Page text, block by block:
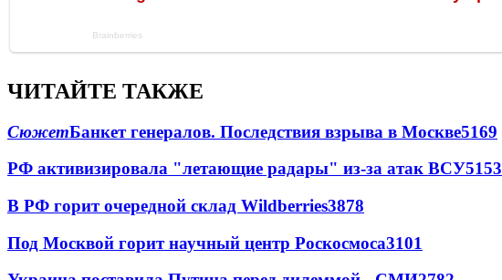
ЧИТАЙТЕ ТАКЖЕ
СюжетБанкет генералов. Последствия взрыва в Москве5169
РФ активизировала "летающие радары" из-за атак ВСУ5153
В РФ горит очередной склад Wildberries3878
Под Москвой горит научный центр Роскосмоса3101